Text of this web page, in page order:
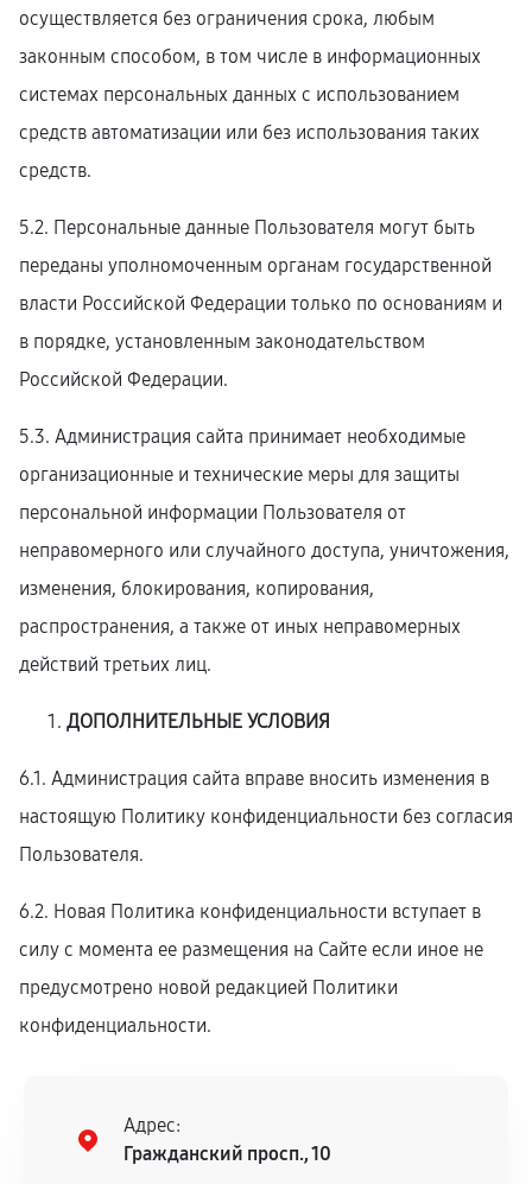
осуществляется без ограничения срока, любым
законным способом, в том числе в информационных
системах персональных данных с использованием
средств автоматизации или без использования таких
средств.
5.2. Персональные данные Пользователя могут быть
переданы уполномоченным органам государственной
власти Российской Федерации только по основаниям и
в порядке, установленным законодательством
Российской Федерации.
5.3. Администрация сайта принимает необходимые
организационные и технические меры для защиты
персональной информации Пользователя от
неправомерного или случайного доступа, уничтожения,
изменения, блокирования, копирования,
распространения, а также от иных неправомерных
действий третьих лиц.
ДОПОЛНИТЕЛЬНЫЕ УСЛОВИЯ
6.1. Администрация сайта вправе вносить изменения в
настоящую Политику конфиденциальности без согласия
Пользователя.
6.2. Новая Политика конфиденциальности вступает в
силу с момента ее размещения на Сайте если иное не
предусмотрено новой редакцией Политики
конфиденциальности.
Адрес:
Гражданский просп., 10